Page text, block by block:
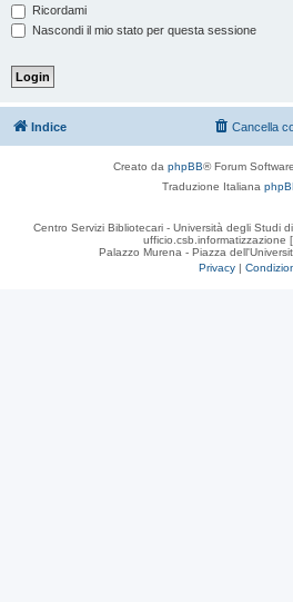
Ricordami
Nascondi il mio stato per questa sessione
Indice Cancella
Creato da phpBB® Forum
Traduzione Italiana
Centro Servizi Bibliotecari - Università degli Studi
ufficio.csb.informatizzazione
Palazzo Murena - Piazza
Privacy |